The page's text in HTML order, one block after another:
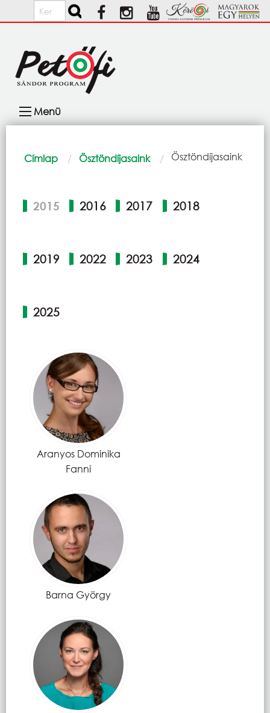
Ugrás a tartalomra
Keresés
navigáció
Menü
Morzsa
Címlap Ösztöndíjasaink Current:
Ösztöndíjasaink
fülek
2015 2016 2017 2018
2019 2022 2023 2024
2025
Aranyos Dominika
Fanni
Barna György